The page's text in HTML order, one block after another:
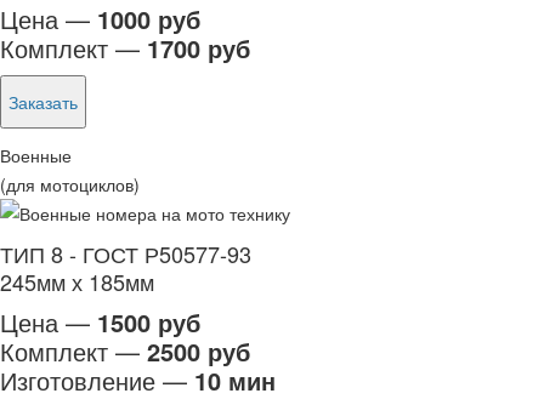
Цена — 1000 руб
Комплект — 1700 руб
Заказать
Военные
(для мотоциклов)
ТИП 8 - ГОСТ Р50577-93
245мм х 185мм
Цена — 1500 руб
Комплект — 2500 руб
Изготовление — 10 мин